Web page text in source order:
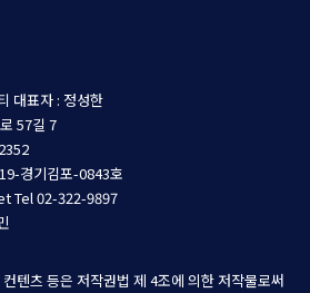
대표자 : 정성한
57길 7
경기김포-0843호
Tel 02-322-9897
텐츠 등은 저작권법 제 4조에 의한 저작물로써